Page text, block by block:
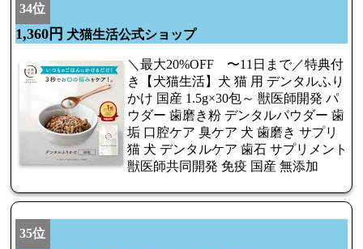
34位
1,360円 犬猫生活公式ショップ
＼最大20%OFF 〜11日まで／特典付
き【犬猫生活】犬 猫 用 デンタルふり
かけ 国産 1.5g×30包～ 獣医師開発 パ
ウダー 歯磨き粉 デンタルパウダー 歯
垢 口腔ケア 臭ケア 犬 歯磨き サプリ
猫 犬 デンタルケア 歯石 サプリメント
獣医師共同開発 免疫 国産 無添加
35位